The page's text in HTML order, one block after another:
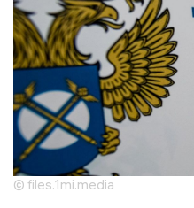
© files.1mi.media